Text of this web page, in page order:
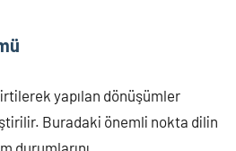
yapılan dönüşümler
Buradaki önemli nokta dilin
durumlarını